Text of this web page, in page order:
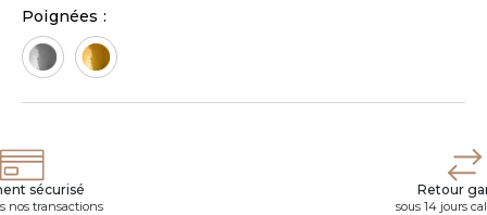
Poignées :
sécurisé
nos transactions
Retour
sous 14 jours